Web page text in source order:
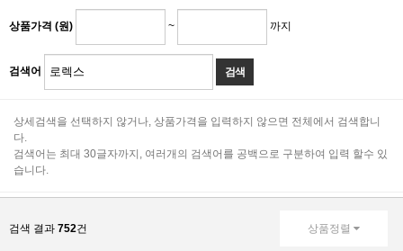
상품가격 (원) ~ 까지
검색어
상세검색을 선택하지 않거나, 상품가격을 입력하지 않으면 전체에서 검색합니
다.
검색어는 최대 30글자까지, 여러개의 검색어를 공백으로 구분하여 입력 할수 있
습니다.
검색 결과 752건 상품정렬